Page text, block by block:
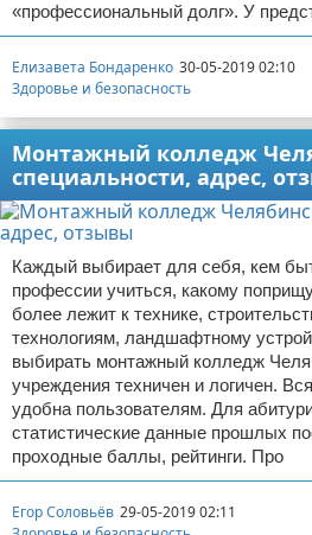
«профессиональный долг». У
Елизавета Бондаренко 30-05-2019 02:10
Здоровье и безопасность
Монтажный колледж
специальности, адрес,
Каждый выбирает для себя, кем
профессии учиться, какому
более лежит к технике,
технологиям, ландшафтному
выбирать монтажный колледж
учреждения техничен и логичен.
удобна пользователям. Для
статистические данные прошлых
проходные баллы, рейтинги. Про
Егор Соловьёв 29-05-2019 02:11